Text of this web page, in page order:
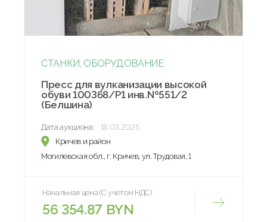
СТАНКИ, ОБОРУДОВАНИЕ
Пресс для вулканизации высокой
обуви 100368/Р1 инв.№551/2
(Белшина)
Дата аукциона:
18.03.2025
Кричев и район
Могилевская обл., г. Кричев, ул. Трудовая, 1
Начальная цена (С учетом НДС)
56 354.87 BYN